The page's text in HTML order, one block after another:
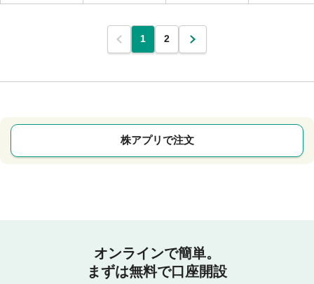
1 2
株アプリで注文
オンラインで簡単。
まずは無料で口座開設